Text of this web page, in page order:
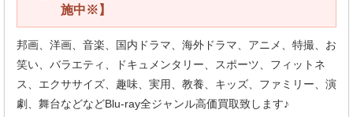
施中※】
邦画、洋画、音楽、国内ドラマ、海外ドラマ、アニメ、特撮、お
笑い、バラエティ、ドキュメンタリー、スポーツ、フィットネ
ス、エクササイズ、趣味、実用、教養、キッズ、ファミリー、演
劇、舞台などなどBlu-ray全ジャンル高価買取致します♪